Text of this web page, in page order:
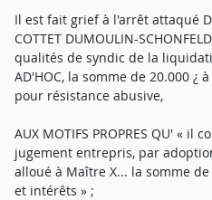
Il est fait grief à l'arrêt attaqué
COTTET DUMOULIN-
qualités de syndic de la
AD'HOC, la somme de 20.000 ¿
pour résistance abusive,
AUX MOTIFS PROPRES QU' «
jugement entrepris, par
alloué à Maître X... la somme
et intérêts » ;